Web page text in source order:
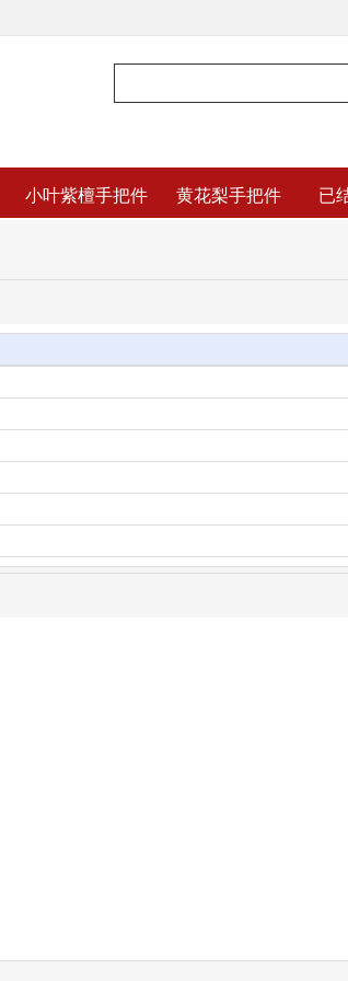
小叶紫檀手把件 黄花梨手把件 已